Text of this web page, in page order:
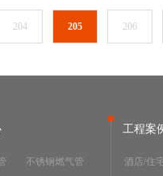
204 205 206
不锈钢燃气管
工程案
酒店/住